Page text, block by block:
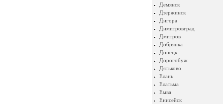
Демянск
Дзержинск
Дигора
Димитровград
Дмитров
Добрянка
Донецк
Дорогобуж
Дятьково
Елань
Елатьма
Емва
Енисейск